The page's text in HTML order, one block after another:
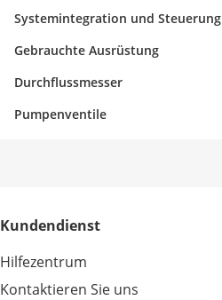
Systemintegration und Steuerung
Gebrauchte Ausrüstung
Durchflussmesser
Pumpenventile
Kundendienst
Hilfezentrum
Kontaktieren Sie uns